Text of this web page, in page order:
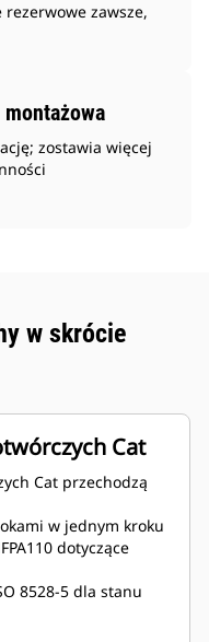
zawsze,
zostawia więcej
w skrócie
Cat
Cat przechodzą
w jednym kroku
dotyczące
8528-5 dla stanu